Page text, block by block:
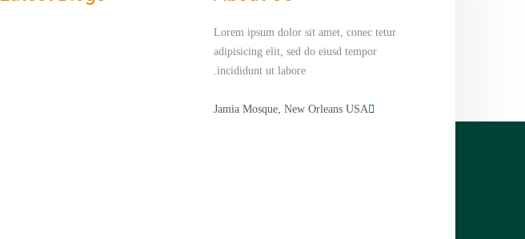
Lorem ipsum dolor sit amet, conec tetur
adipisicing elit, sed do eiusd tempor
incididunt ut labore.
Jamia Mosque, New Orleans USA